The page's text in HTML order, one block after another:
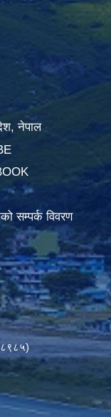
नेपाल
सम्पर्क विवरण